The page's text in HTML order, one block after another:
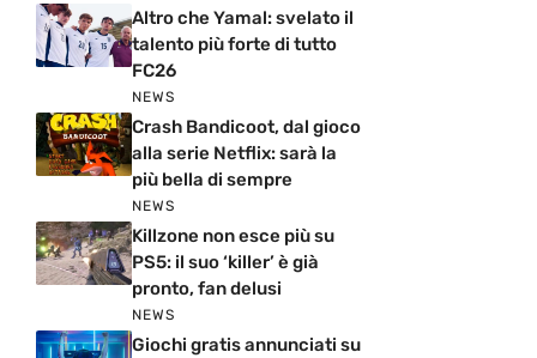
Altro che Yamal: svelato il
talento più forte di tutto
FC26
NEWS
Crash Bandicoot, dal gioco
alla serie Netflix: sarà la
più bella di sempre
NEWS
Killzone non esce più su
PS5: il suo ‘killer’ è già
pronto, fan delusi
NEWS
Giochi gratis annunciati su